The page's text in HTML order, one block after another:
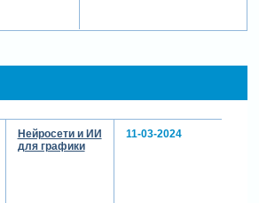
Нейросети и ИИ
для графики
11-03-2024